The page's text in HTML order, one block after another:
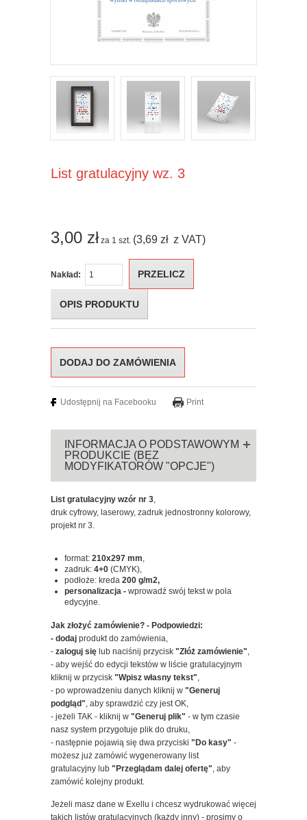
List gratulacyjny wz. 3
3,00 złza 1 szt. (3,69 zł z VAT)
Nakład: PRZELICZ
OPIS PRODUKTU
Udostępnij na Facebooku Print
INFORMACJA O PODSTAWOWYM
PRODUKCIE (BEZ
MODYFIKATORÓW "OPCJE")
List gratulacyjny wzór nr 3,
druk cyfrowy, laserowy, zadruk jednostronny kolorowy,
projekt nr 3.
format: 210x297 mm,
zadruk: 4+0 (CMYK),
podłoże: kreda 200 g/m2,
personalizacja - wprowadź swój tekst w pola
edycyjne.
Jak złożyć zamówienie? - Podpowiedzi:
- dodaj produkt do zamówienia,
- zaloguj się lub naciśnij przycisk "Złóż zamówienie",
- aby wejść do edycji tekstów w liście gratulacyjnym
kliknij w przycisk "Wpisz własny tekst",
- po wprowadzeniu danych kliknij w "Generuj
podgląd", aby sprawdzić czy jest OK,
- jeżeli TAK - kliknij w "Generuj plik" - w tym czasie
nasz system przygotuje plik do druku,
- następnie pojawią się dwa przyciski "Do kasy" -
możesz już zamówić wygenerowany list
gratulacyjny lub "Przeglądam dalej ofertę", aby
zamówić kolejny produkt.
Jeżeli masz dane w Exellu i chcesz wydrukować więcej
takich listów gratulacyjnych (każdy inny) - prosimy o